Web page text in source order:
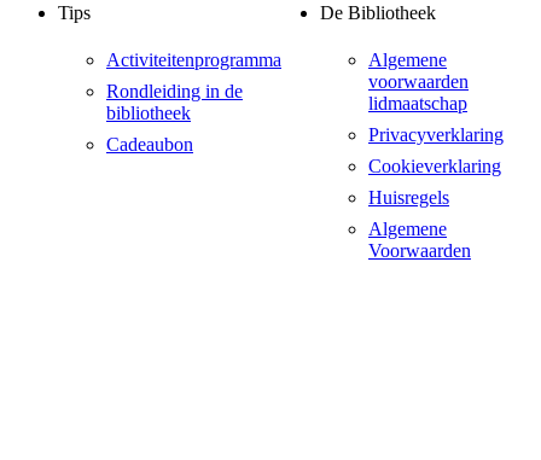
Tips
Activiteitenprogramma
Rondleiding in de
bibliotheek
Cadeaubon
De Bibliotheek
Algemene
voorwaarden
lidmaatschap
Privacyverklaring
Cookieverklaring
Huisregels
Algemene
Voorwaarden